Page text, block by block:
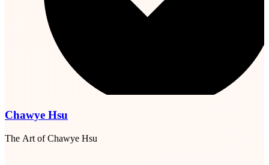
Chawye Hsu
The Art of Chawye Hsu